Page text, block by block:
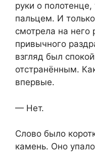
руки о
пальцем. И
смотрела на него
привычного
взгляд был
отстранённым.
впервые.
— Нет.
Слово было
камень. Оно